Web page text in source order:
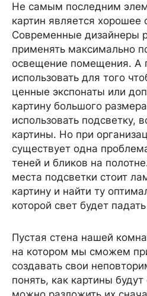
Не самым последним
картин является хорошее
Современные дизайнеры
применять максимально
освещение помещения. А
использовать для того
ценные экспонаты или
картину большого
использовать подсветку,
картины. Но при
существует одна
теней и бликов на
места подсветки стоит
картину и найти ту
которой свет будет
Пустая стена нашей
на котором мы сможем
создавать свои
понять, как картины